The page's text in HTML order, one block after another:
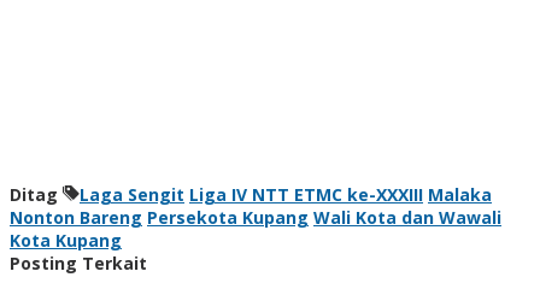
Ditag Laga Sengit Liga IV NTT ETMC ke-XXXIII Malaka
Nonton Bareng Persekota Kupang Wali Kota dan Wawali
Kota Kupang
Posting Terkait